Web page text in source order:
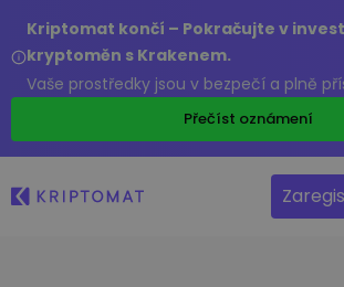
Kriptomat končí – Pokračujte v
kryptoměn s Krakenem.
Vaše prostředky jsou v bezpečí a plně
Přečíst oznámení